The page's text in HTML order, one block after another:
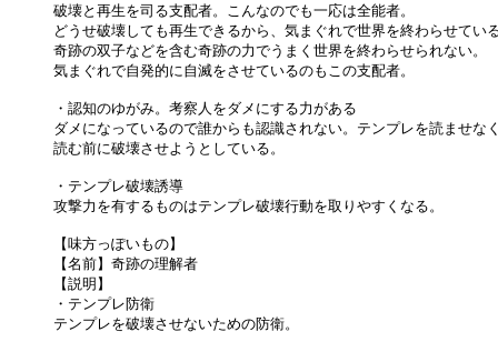
破壊と再生を司る支配者。こんなのでも一応は全能者。
どうせ破壊しても再生できるから、気まぐれで世界を終わらせてい
奇跡の双子などを含む奇跡の力でうまく世界を終わらせられない。
気まぐれで自発的に自滅をさせているのもこの支配者。
・認知のゆがみ。考察人をダメにする力がある
ダメになっているので誰からも認識されない。テンプレを読ませな
読む前に破壊させようとしている。
・テンプレ破壊誘導
攻撃力を有するものはテンプレ破壊行動を取りやすくなる。
【味方っぽいもの】
【名前】奇跡の理解者
【説明】
・テンプレ防衛
テンプレを破壊させないための防衛。